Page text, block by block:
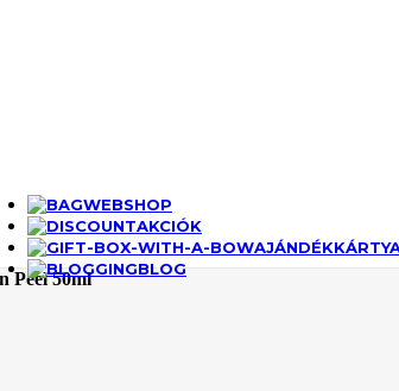
WEBSHOP
AKCIÓK
BLOG
Peel 50ml